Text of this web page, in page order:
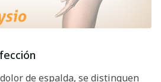
de espalda, se distinguen